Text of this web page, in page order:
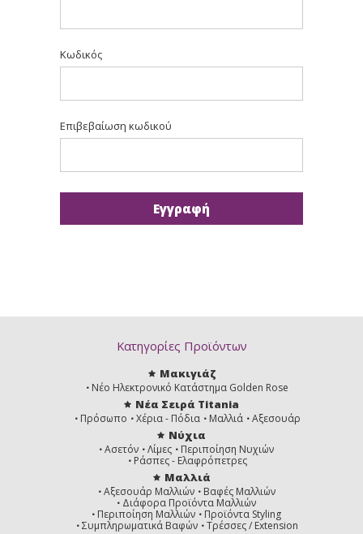
Κωδικός
Επιβεβαίωση κωδικού
Κατηγορίες Προϊόντων
Μακιγιάζ
Νέο Ηλεκτρονικό Κατάστημα Golden Rose
Νέα Σειρά Titania
Πρόσωπο Χέρια - Πόδια Μαλλιά Αξεσουάρ
Νύχια
Ασετόν Λίμες
Περιποίηση Νυχιών
Ράσπες - Ελαφρόπετρες
Μαλλιά
Αξεσουάρ Μαλλιών
Βαφές Μαλλιών
Διάφορα Προϊόντα Μαλλιών
Περιποίηση Μαλλιών
Προϊόντα Styling
Συμπληρωματικά Βαφών
Τρέσσες / Extension